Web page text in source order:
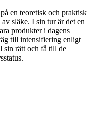
en teoretisk och praktisk
släke. I sin tur är det en
produkter i dagens
till intensifiering enligt
sin rätt och få till de